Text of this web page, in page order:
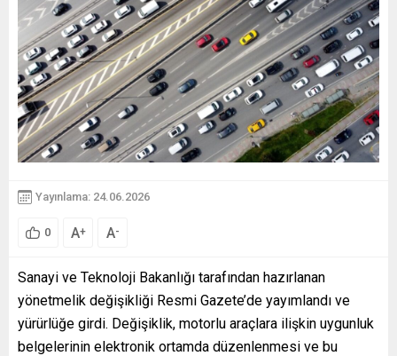
Yayınlama: 24.06.2026
0 A+ A-
Sanayi ve Teknoloji Bakanlığı tarafından hazırlanan
yönetmelik değişikliği Resmi Gazete’de yayımlandı ve
yürürlüğe girdi. Değişiklik, motorlu araçlara ilişkin uygunluk
belgelerinin elektronik ortamda düzenlenmesi ve bu